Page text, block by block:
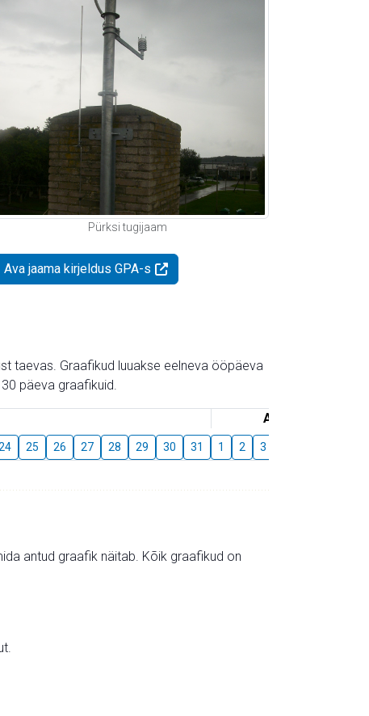
Pürksi tugijaam
Ava jaama kirjeldus GPA-s
taevas. Graafikud luuakse eelneva ööpäeva
päeva graafikuid.
August
25 26 27 28 29 30 31 1 2 3
antud graafik näitab. Kõik graafikud on